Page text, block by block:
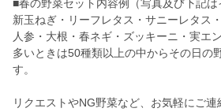
■春の野菜セット内容例（写真及び下記は
新玉ねぎ・リーフレタス・サニーレタス
人参・大根・春ネギ・ズッキーニ・実
多いときは50種類以上の中からその日の
す。
リクエストやNG野菜など、お気軽にご